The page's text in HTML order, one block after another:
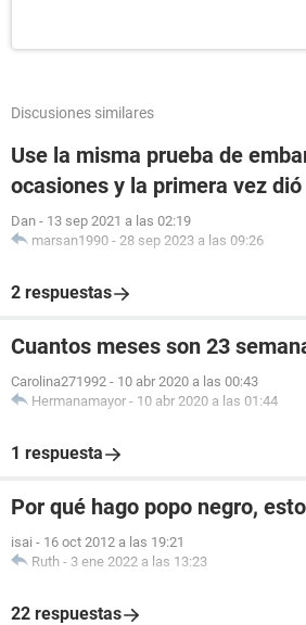
Discusiones similares
Use la misma prueba de
ocasiones y la primera vez
Dan - 13 sep 2021 a las 02:19
marsan1990 - 28 sep 2023 a las 09:26
2 respuestas
Cuantos meses son 23
Carolina271992 - 10 abr 2020 a las 00:43
Hermanamayor - 10 abr 2020 a las 01:44
1 respuesta
Por qué hago popo negro,
isai - 16 oct 2012 a las 19:21
Ruth - 3 ene 2022 a las 13:23
22 respuestas